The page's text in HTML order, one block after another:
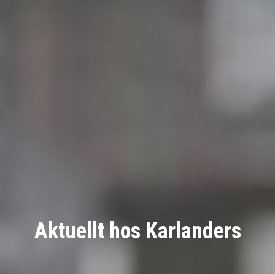
Aktuellt hos Karlanders